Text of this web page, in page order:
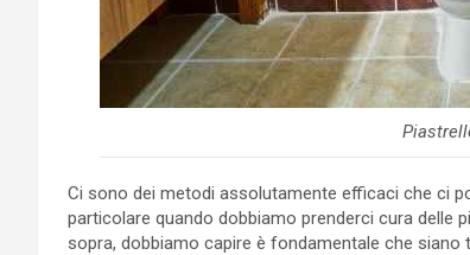
Ci sono dei metodi assolutamente efficaci che ci
particolare quando dobbiamo prenderci cura delle
sopra, dobbiamo capire è fondamentale che siano